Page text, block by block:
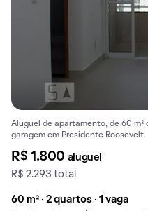
Aluguel de apartamento, de 60 m²
garagem em Presidente Roosevelt.
R$ 1.800 aluguel
R$ 2.293 total
60 m² · 2 quartos · 1 vaga